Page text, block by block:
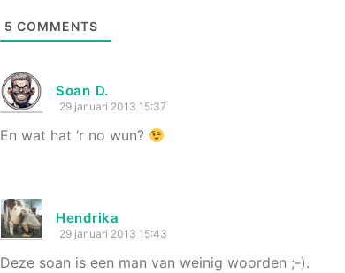
5 COMMENTS
Soan D.
29 januari 2013 15:37
En wat hat ‘r no wun?
Hendrika
29 januari 2013 15:43
Deze soan is een man van weinig woorden ;-).